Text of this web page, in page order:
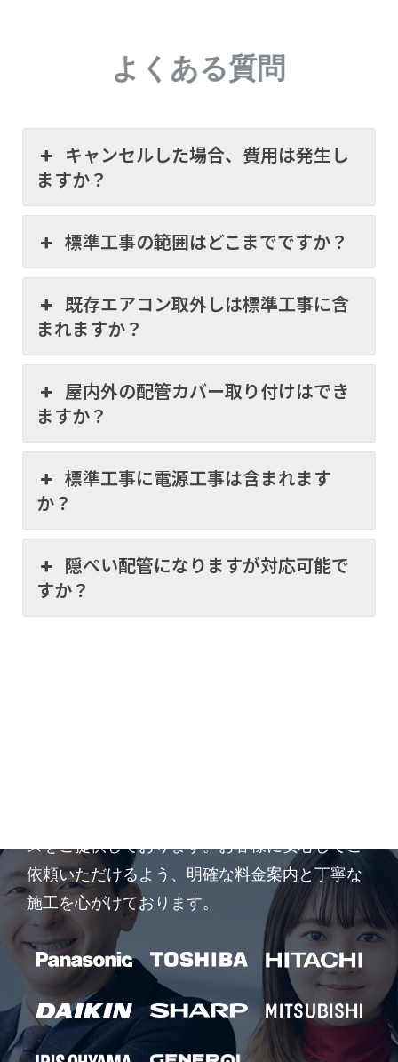
よくある質問
キャンセルした場合、費用は発生し
ますか？
標準工事の範囲はどこまでですか？
既存エアコン取外しは標準工事に含
まれますか？
屋内外の配管カバー取り付けはでき
ますか？
標準工事に電源工事は含まれます
か？
隠ぺい配管になりますが対応可能で
すか？
スをご提供しております。お客様に安心してご
依頼いただけるよう、明確な料金案内と丁寧な
施工を心がけております。